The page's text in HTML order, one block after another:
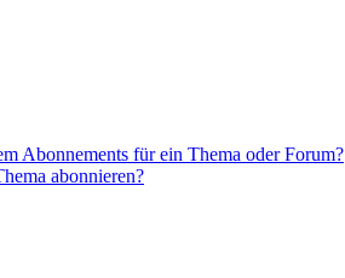
Abonnements für ein Thema oder Forum?
abonnieren?